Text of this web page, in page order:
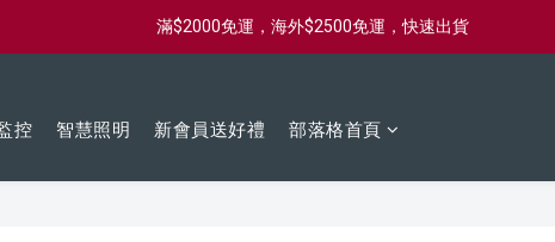
新會員首購滿$2000，送購物金$2000
滿$2000免運，海外$2500免運，快速出貨
控 智慧照明 新會員送好禮 部落格首頁